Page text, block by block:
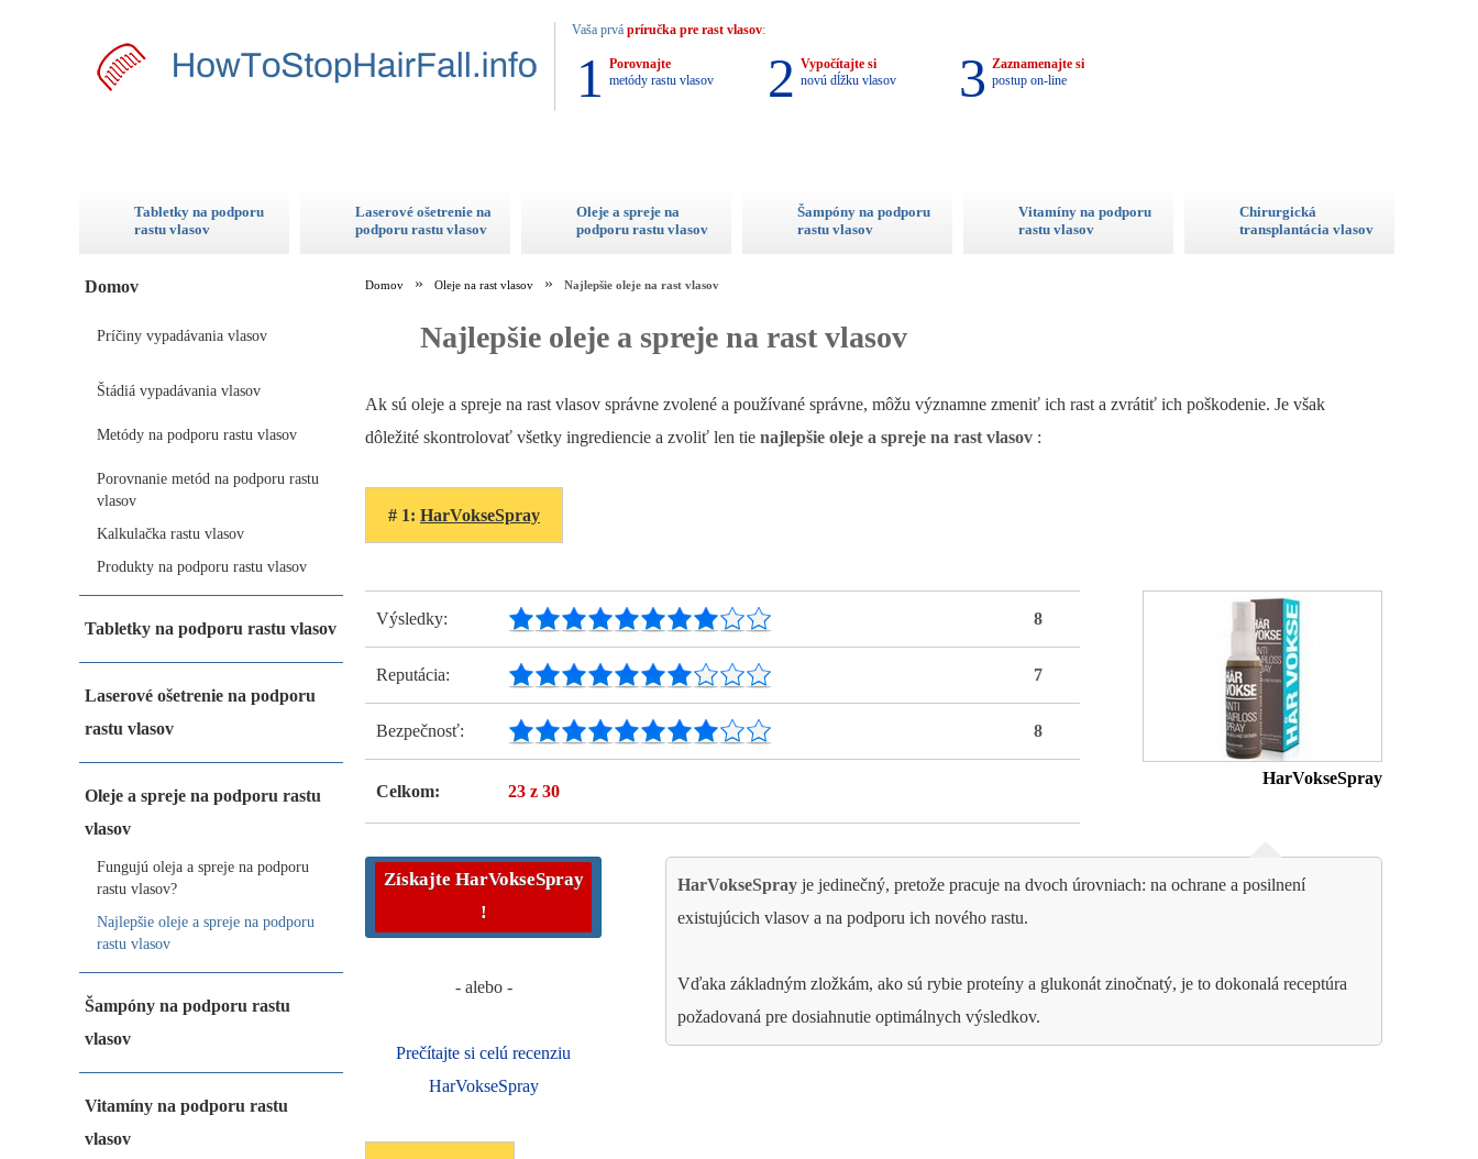
Vaša prvá príručka pre rast vlasov:
1 Porovnajte
metódy rastu vlasov
2 Vypočítajte si
novú dĺžku vlasov
3 Zaznamenajte si
postup on-line
Tabletky na podporu
rastu vlasov
Laserové ošetrenie na
podporu rastu vlasov
Oleje a spreje na
podporu rastu vlasov
Šampóny na podporu
rastu vlasov
Vitamíny na podporu
rastu vlasov
Chirurgická
transplantácia vlasov
Domov
Príčiny vypadávania vlasov
Štádiá vypadávania vlasov
Metódy na podporu rastu vlasov
Porovnanie metód na podporu rastu
vlasov
Kalkulačka rastu vlasov
Produkty na podporu rastu vlasov
Tabletky na podporu rastu vlasov
Laserové ošetrenie na podporu
rastu vlasov
Oleje a spreje na podporu rastu
vlasov
Fungujú oleja a spreje na podporu
rastu vlasov?
Najlepšie oleje a spreje na podporu
rastu vlasov
Šampóny na podporu rastu
vlasov
Vitamíny na podporu rastu
vlasov
Domov Oleje na rast vlasov Najlepšie oleje na rast vlasov
Najlepšie oleje a spreje na rast vlasov
Ak sú oleje a spreje na rast vlasov správne zvolené a používané správne, môžu významne zmeniť ich rast a zvrátiť ich poškodenie. Je však
dôležité skontrolovať všetky ingrediencie a zvoliť len tie najlepšie oleje a spreje na rast vlasov :
# 1: HarVokseSpray
Výsledky: 8
Reputácia: 7
Bezpečnosť: 8
Celkom: 23 z 30
HarVokseSpray
HarVokseSpray je jedinečný, pretože pracuje na dvoch úrovniach: na ochrane a posilnení
existujúcich vlasov a na podporu ich nového rastu.
Vďaka základným zložkám, ako sú rybie proteíny a glukonát zinočnatý, je to dokonalá receptúra
požadovaná pre dosiahnutie optimálnych výsledkov.
Získajte HarVokseSpray
!
- alebo -
Prečítajte si celú recenziu
HarVokseSpray